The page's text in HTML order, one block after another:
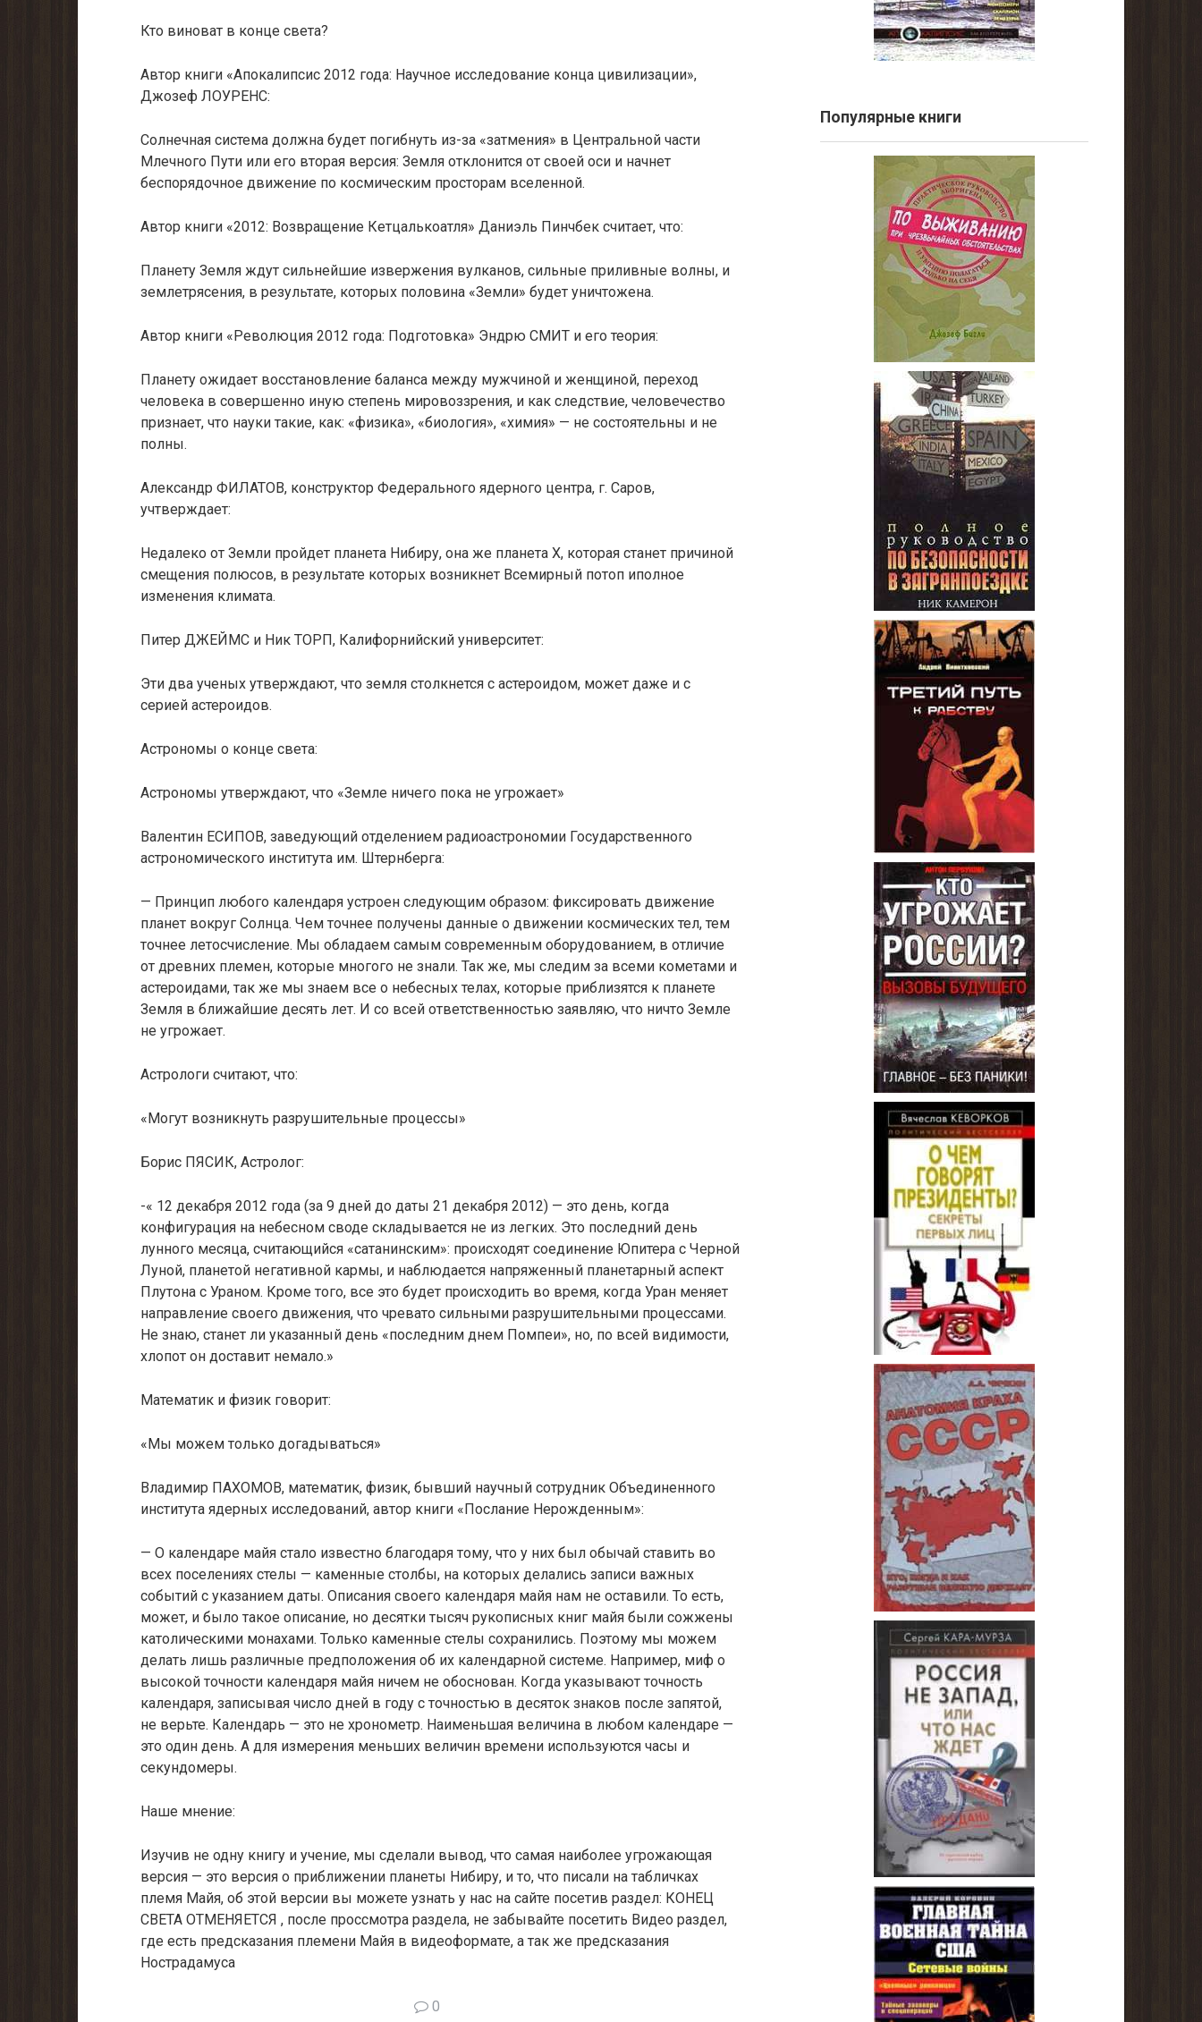
Кто виноват в конце света?
Автор книги «Апокалипсис 2012 года: Научное исследование конца цивилизации»,
Джозеф ЛОУРЕНС:
Солнечная система должна будет погибнуть из-за «затмения» в Центральной части
Млечного Пути или его вторая версия: Земля отклонится от своей оси и начнет
беспорядочное движение по космическим просторам вселенной.
Автор книги «2012: Возвращение Кетцалькоатля» Даниэль Пинчбек считает, что:
Планету Земля ждут сильнейшие извержения вулканов, сильные приливные волны, и
землетрясения, в результате, которых половина «Земли» будет уничтожена.
Автор книги «Революция 2012 года: Подготовка» Эндрю СМИТ и его теория:
Планету ожидает восстановление баланса между мужчиной и женщиной, переход
человека в совершенно иную степень мировоззрения, и как следствие, человечество
признает, что науки такие, как: «физика», «биология», «химия» — не состоятельны и не
полны.
Александр ФИЛАТОВ, конструктор Федерального ядерного центра, г. Саров,
учтверждает:
Недалеко от Земли пройдет планета Нибиру, она же планета Х, которая станет причиной
смещения полюсов, в результате которых возникнет Всемирный потоп иполное
изменения климата.
Питер ДЖЕЙМС и Ник ТОРП, Калифорнийский университет:
Эти два ученых утверждают, что земля столкнется с астероидом, может даже и с
серией астероидов.
Астрономы о конце света:
Астрономы утверждают, что «Земле ничего пока не угрожает»
Валентин ЕСИПОВ, заведующий отделением радиоастрономии Государственного
астрономического института им. Штернберга:
— Принцип любого календаря устроен следующим образом: фиксировать движение
планет вокруг Солнца. Чем точнее получены данные о движении космических тел, тем
точнее летосчисление. Мы обладаем самым современным оборудованием, в отличие
от древних племен, которые многого не знали. Так же, мы следим за всеми кометами и
астероидами, так же мы знаем все о небесных телах, которые приблизятся к планете
Земля в ближайшие десять лет. И со всей ответственностью заявляю, что ничто Земле
не угрожает.
Астрологи считают, что:
«Могут возникнуть разрушительные процессы»
Борис ПЯСИК, Астролог:
-« 12 декабря 2012 года (за 9 дней до даты 21 декабря 2012) — это день, когда
конфигурация на небесном своде складывается не из легких. Это последний день
лунного месяца, считающийся «сатанинским»: происходят соединение Юпитера с Черной
Луной, планетой негативной кармы, и наблюдается напряженный планетарный аспект
Плутона с Ураном. Кроме того, все это будет происходить во время, когда Уран меняет
направление своего движения, что чревато сильными разрушительными процессами.
Не знаю, станет ли указанный день «последним днем Помпеи», но, по всей видимости,
хлопот он доставит немало.»
Математик и физик говорит:
«Мы можем только догадываться»
Владимир ПАХОМОВ, математик, физик, бывший научный сотрудник Объединенного
института ядерных исследований, автор книги «Послание Нерожденным»:
— О календаре майя стало известно благодаря тому, что у них был обычай ставить во
всех поселениях стелы — каменные столбы, на которых делались записи важных
событий с указанием даты. Описания своего календаря майя нам не оставили. То есть,
может, и было такое описание, но десятки тысяч рукописных книг майя были сожжены
католическими монахами. Только каменные стелы сохранились. Поэтому мы можем
делать лишь различные предположения об их календарной системе. Например, миф о
высокой точности календаря майя ничем не обоснован. Когда указывают точность
календаря, записывая число дней в году с точностью в десяток знаков после запятой,
не верьте. Календарь — это не хронометр. Наименьшая величина в любом календаре —
это один день. А для измерения меньших величин времени используются часы и
секундомеры.
Наше мнение:
Изучив не одну книгу и учение, мы сделали вывод, что самая наиболее угрожающая
версия — это версия о приближении планеты Нибиру, и то, что писали на табличках
племя Майя, об этой версии вы можете узнать у нас на сайте посетив раздел: КОНЕЦ
СВЕТА ОТМЕНЯЕТСЯ , после проссмотра раздела, не забывайте посетить Видео раздел,
где есть предсказания племени Майя в видеоформате, а так же предсказания
Нострадамуса
0
Популярные книги